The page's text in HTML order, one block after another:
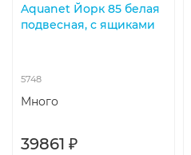
Aquanet Йорк 85 белая
подвесная, с ящиками
5748
Много
39861 ₽